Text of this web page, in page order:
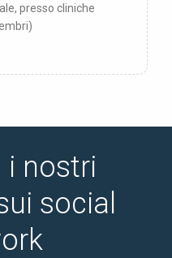
presso cliniche
i nostri
social